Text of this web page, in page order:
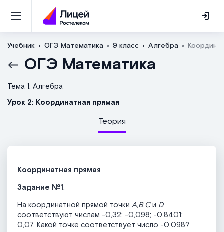
Учебник ОГЭ Математика 9 класс Алгебра
ОГЭ Математика
Тема 1: Алгебра
Урок 2: Координатная прямая
Теория
Координатная прямая
Задание №1.
На координатной прямой точки A,B,Cи D
соответствуют числам -0,32; -0,098; -0,8401;
0,07. Какой точке соответствует число -0,098?